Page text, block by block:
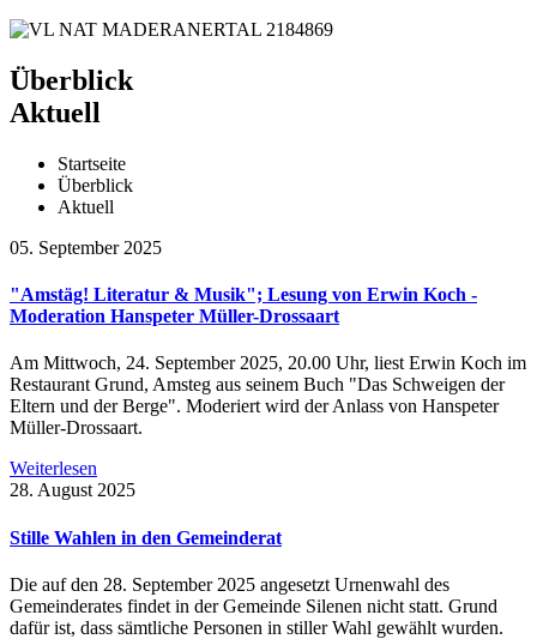
Überblick
Aktuell
Startseite
Überblick
Aktuell
05. September 2025
"Amstäg! Literatur & Musik"; Lesung von Erwin Koch -
Moderation Hanspeter Müller-Drossaart
Am Mittwoch, 24. September 2025, 20.00 Uhr, liest Erwin Koch im
Restaurant Grund, Amsteg aus seinem Buch "Das Schweigen der
Eltern und der Berge". Moderiert wird der Anlass von Hanspeter
Müller-Drossaart.
Weiterlesen
28. August 2025
Stille Wahlen in den Gemeinderat
Die auf den 28. September 2025 angesetzt Urnenwahl des
Gemeinderates findet in der Gemeinde Silenen nicht statt. Grund
dafür ist, dass sämtliche Personen in stiller Wahl gewählt wurden.